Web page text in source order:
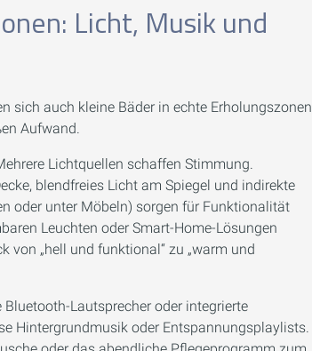
Licht, Musik und
sich auch kleine Bäder in echte Erholungszonen
Aufwand.
Lichtquellen schaffen Stimmung.
blendfreies Licht am Spiegel und indirekte
oder unter Möbeln) sorgen für Funktionalität
Leuchten oder Smart-Home-Lösungen
von „hell und funktional“ zu „warm und
Bluetooth-Lautsprecher oder integrierte
Hintergrundmusik oder Entspannungsplaylists.